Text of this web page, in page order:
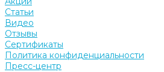
Статьи
Видео
Отзывы
Сертификаты
Политика конфиденциальности
Пресс-центр